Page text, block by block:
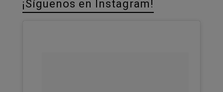
¡Síguenos en Instagram!